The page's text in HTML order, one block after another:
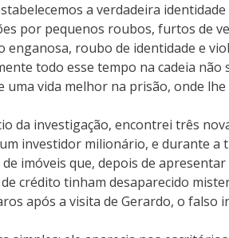
a verdadeira
por pequenos roubos, furtos de
enganosa, roubo de identidade e
todo esse tempo na cadeia
vida melhor na prisão, onde lhe
da investigação, encontrei três
investidor milionário, e durante
imóveis que, depois de
crédito tinham desaparecido
após a visita de Gerardo, o falso